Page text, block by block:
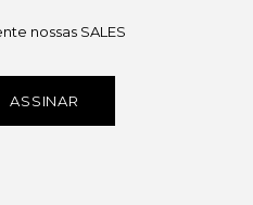
nossas SALES